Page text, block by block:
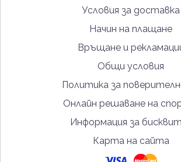
Условия за доставка
Начин на плащане
Връщане и
Общи условия
Политика за
Онлайн решаване на
Информация за
Карта на сайта